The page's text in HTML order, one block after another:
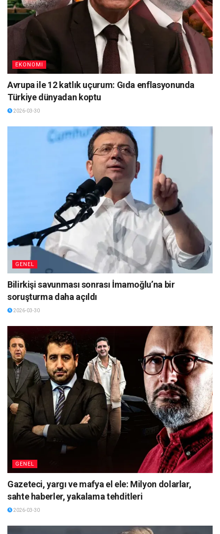
EKONOMI
Avrupa ile 12 katlık uçurum: Gıda enflasyonunda
Türkiye dünyadan koptu
2026-03-30
GENEL
Bilirkişi savunması sonrası İmamoğlu’na bir
soruşturma daha açıldı
2026-03-30
GENEL
Gazeteci, yargı ve mafya el ele: Milyon dolarlar,
sahte haberler, yakalama tehditleri
2026-03-30